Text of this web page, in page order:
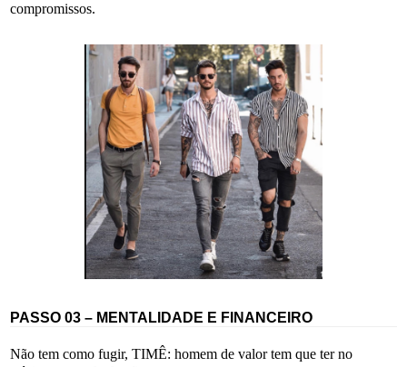
compromissos.
PASSO 03 – MENTALIDADE E FINANCEIRO
Não tem como fugir, TIMÊ: homem de valor tem que ter no